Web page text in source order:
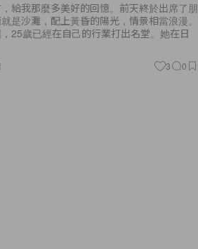
給我那麼多美好的回憶。前天終於出席了朋
是沙灘，配上黃昏的陽光，情景相當浪漫。
25歲已經在自己的行業打出名堂。她在日
3 0